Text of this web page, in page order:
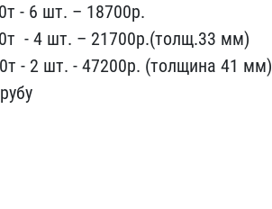
- 6 ​шт. – 18700р.
- 4 шт. –​ 21700р.(толщ.33 мм)
- 2 ​шт. - 47200р. (толщина 4​1 мм)